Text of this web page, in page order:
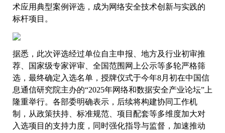
术应用典型案例评选，成为网络安全技术创新与实践的
标杆项目。
据悉，此次评选经过单位自主申报、地方及行业初审推
荐、国家级专家评审、全国范围网上公示等多轮严格筛
选，最终确定入选名单，授牌仪式于今年8月初在中国信
息通信研究院主办的“2025年网络和数据安全产业论坛”上
隆重举行。各部委明确表示，后续将构建协同工作机
制，从政策扶持、标准规范、项目配套等多维度加大对
入选项目的支持力度，同时强化指导与监督，加速推动